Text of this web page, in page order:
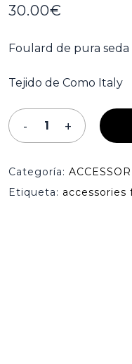
30.00€
Foulard de pura
Tejido de Como Italy
Categoría:
Etiqueta: accessories